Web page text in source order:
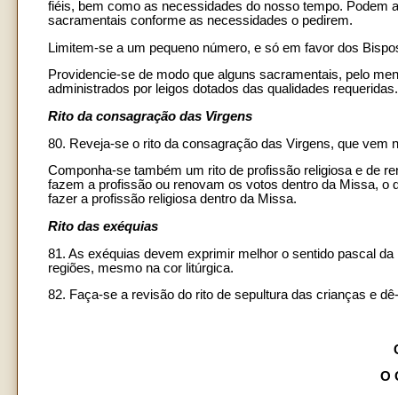
fiéis, bem como as necessidades do nosso tempo. Podem
sacramentais conforme as necessidades o pedirem.
Limitem-se a um pequeno número, e só em favor dos
Providencie-se de modo que alguns sacramentais, pelo
administrados por leigos dotados das qualidades requeridas.
Rito da consagração das Virgens
80. Reveja-se o rito da consagração das Virgens, que vem
Componha-se também um rito de profissão religiosa e de
fazem a profissão ou renovam os votos dentro da Missa, o
fazer a profissão religiosa dentro da Missa.
Rito das exéquias
81. As exéquias devem exprimir melhor o sentido pascal
regiões, mesmo na cor litúrgica.
82. Faça-se a revisão do rito de sepultura das crianças e
O